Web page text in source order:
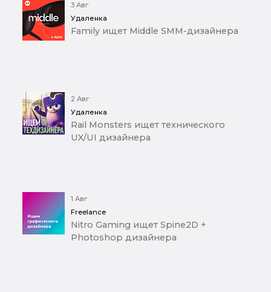
3 Авг
Удаленка
Family ищет Middle SMM-дизайнера
2 Авг
Удаленка
Rail Monsters ищет технического
UX/UI дизайнера
1 Авг
Freelance
Nitro Gaming ищет Spine2D +
Photoshop дизайнера